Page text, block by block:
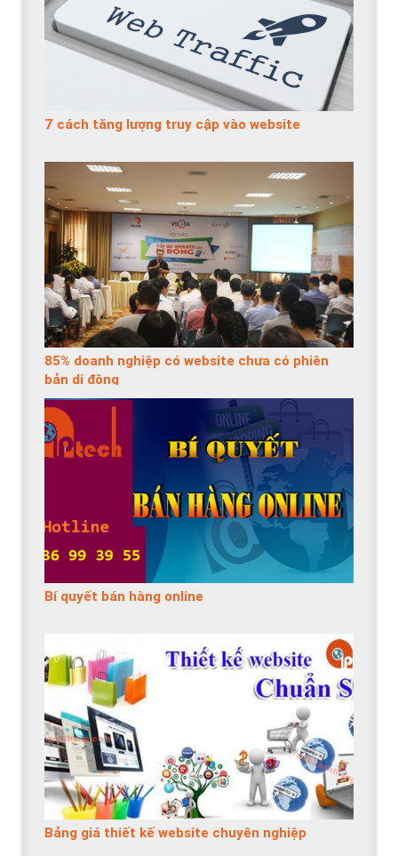
7 cách tăng lượng truy cập vào website
85% doanh nghiệp có website chưa có phiên
bản di động
Bí quyết bán hàng online
Bảng giá thiết kế website chuyên nghiệp